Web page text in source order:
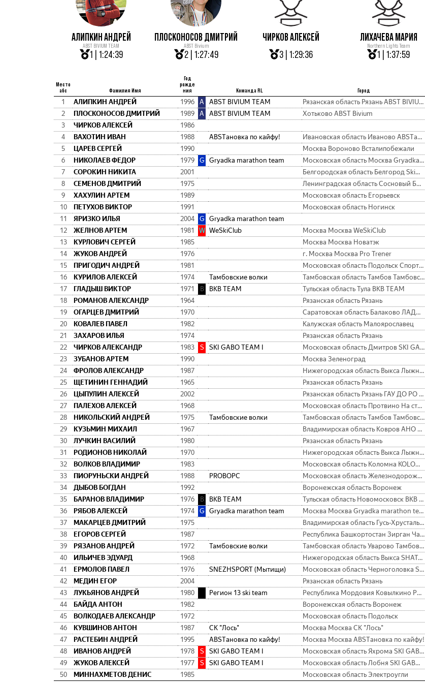
АЛИПКИН АНДРЕЙ
ABST BIVIUM TEAM
1 | 1:24:39
ПЛОСКОНОСОВ ДМИТРИЙ
ABST Bivium
2 | 1:27:49
ЧИРКОВ АЛЕКСЕЙ
3 | 1:29:36
ЛИХАЧЕВА МАРИЯ
Northern Lights Team
1 | 1:37:59
Место
абс
Фамилия Имя
Год
рожде
ния
Команда RL Город
1 АЛИПКИН АНДРЕЙ 1996 A ABST BIVIUM TEAM Рязанская область Рязань ABST BIVIUM TEAM
2
ПЛОСКОНОСОВ ДМИТРИЙ 1989 A ABST BIVIUM TEAM Хотьково ABST Bivium
3
ЧИРКОВ АЛЕКСЕЙ 1986
4
ВАХОТИН ИВАН 1988 ABSTановка по кайфу! Ивановская область Иваново ABSTановка по кайфу!
5
ЦАРЕВ СЕРГЕЙ 1990 Москва Вороново Всталипобежали
6
НИКОЛАЕВ ФЕДОР 1979 G Gryadka marathon team Московская область Москва Gryadka marathon team
7
СОРОКИН НИКИТА 2001 Белгородская область Белгород SkiMax
8
СЕМЕНОВ ДМИТРИЙ 1975 Ленинградская область Сосновый Бор ЛАЭС
9
ХАХУЛИН АРТЕМ 1989 Московская область Егорьевск
10
ПЕТУХОВ ВИКТОР 1991 Московская область Ногинск
11
ЯРИЗКО ИЛЬЯ 2004 G Gryadka marathon team
12
ЖЕЛНОВ АРТЕМ 1981 W WeSkiClub Москва Москва WeSkiClub
13
КУРЛОВИЧ СЕРГЕЙ 1985 Москва Москва Новатэк
14
ЖУКОВ АНДРЕЙ 1976 г. Москва Москва Pro Trener
15
ПРИГОДИЧ АНДРЕЙ 1981 Московская область Подольск Спортвектор
16
КУРИЛОВ АЛЕКСЕЙ 1974 Тамбовские волки Тамбовская область Тамбов Тамбовские волки
17
ГЛАДЫШ ВИКТОР 1971 B BKB TEAM Тульская область Тула BKB TEAM
18
РОМАНОВ АЛЕКСАНДР 1964 Рязанская область Рязань
19
ОГАРЦЕВ ДМИТРИЙ 1970 Саратовская область Балаково ЛАДА 2
20
КОВАЛЕВ ПАВЕЛ 1982 Калужская область Малоярославец
21
ЗАХАРОВ ИЛЬЯ 1974 Рязанская область Рязань
22
ЧИРКОВ АЛЕКСАНДР 1983 S SKI GABO TEAM I Московская область Дмитров SKI GABO TEAM I
23
ЗУБАНОВ АРТЕМ 1990 Москва Зеленоград
24
ФРОЛОВ АЛЕКСАНДР 1987 Нижегородская область Выкса Лыжный клуб Выкса
25
ЩЕТИНИН ГЕННАДИЙ 1965 Рязанская область Рязань
26
ЦЫПУЛИН АЛЕКСЕЙ 2002 Рязанская область Рязань ГАУ ДО РО СШ "АЛМАЗ", л/к "Феникс"
27
ПАЛЕХОВ АЛЕКСЕЙ 1968 Московская область Протвино На старт!
28
НИКОЛЬСКИЙ АНДРЕЙ 1975 Тамбовские волки Тамбовская область Тамбов Тамбовские волки
29
КУЗЬМИН МИХАИЛ 1967 Владимирская область Ковров АНО СОК "Снегирь"
30
ЛУЧКИН ВАСИЛИЙ 1980 Рязанская область Рязань
31
РОДИОНОВ НИКОЛАЙ 1970 Нижегородская область Выкса Лыжный клуб Выкса
32
ВОЛКОВ ВЛАДИМИР 1983 Московская область Коломна KOLOMNA SKI CLUB
33
ПИОРУНЬСКИ АНДРЕЙ 1988 PROВОРС Московская область Железнодорожный PROВОРС
34
ДЫБОВ БОГДАН 1992 Воронежская область Воронеж
35
БАРАНОВ ВЛАДИМИР 1976 B BKB TEAM Тульская область Новомосковск BKB TEAM
36
РЯБОВ АЛЕКСЕЙ 1974 G Gryadka marathon team Москва Москва Gryadka marathon team
37
МАКАРЦЕВ ДМИТРИЙ 1975 Владимирская область Гусь-Хрустальный Баринова Роща
38
ЕГОРОВ СЕРГЕЙ 1987 Республика Башкортостан Зирган Чангычы
39
РЯЗАНОВ АНДРЕЙ 1972 Тамбовские волки Тамбовская область Уварово Тамбовские волки
40
ИЛЬИЧЕВ ЭДУАРД 1968 Нижегородская область Выкса SHATAGIN SKI TEAM
41
ЕРМОЛОВ ПАВЕЛ 1976 SNEZHSPORT (Мытищи) Московская область Черноголовка SNEZHSPORT (Мытищи)
42
МЕДИН ЕГОР 2004 Рязанская область Рязань
43
ЛУКЬЯНОВ АНДРЕЙ 1980 Регион 13 ski team Республика Мордовия Ковылкино Регион 13 ski team
44
БАЙДА АНТОН 1982 Воронежская область Воронеж
45
ВОЛКОДАЕВ АЛЕКСАНДР 1972 Московская область Подольск
46
КУВШИНОВ АНТОН 1987 СК "Лось" Москва Москва СК "Лось"
47
РАСТЕБИН АНДРЕЙ 1995 ABSTановка по кайфу! Москва Москва ABSTановка по кайфу!
48
ИВАНОВ АНДРЕЙ 1978 S SKI GABO TEAM I Московская область Яхрома SKI GABO TEAM I
49
ЖУКОВ АЛЕКСЕЙ 1977 S SKI GABO TEAM I Московская область Лобня SKI GABO TEAM I
50
МИННАХМЕТОВ ДЕНИС 1985 Московская область Электроугли